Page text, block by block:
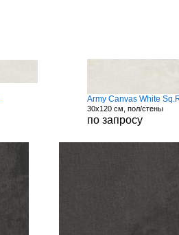
Army Canvas White
30x120 см, пол/стены
по запросу